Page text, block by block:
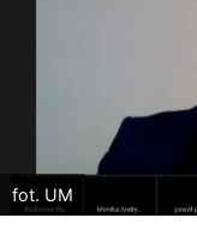
fot. UM